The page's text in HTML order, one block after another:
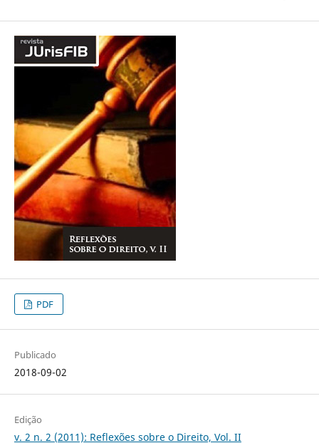
PDF
Publicado
2018-09-02
Edição
v. 2 n. 2 (2011): Reflexões sobre o Direito, Vol. II